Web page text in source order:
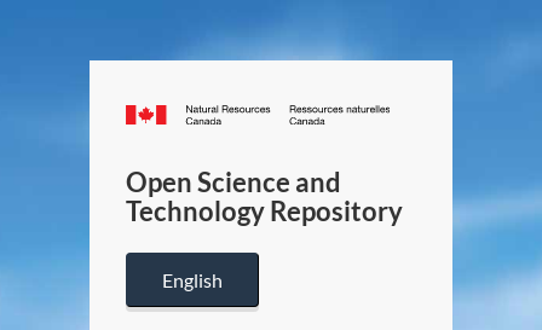
Canada.ca
/
Canada
Open Science and
Technology Repository
English